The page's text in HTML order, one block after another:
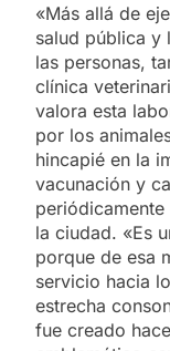
«Más allá de
salud pública y
las personas,
clínica
valora esta
por los
hincapié en la
vacunación y
la ciudad. «Es
porque de esa
servicio hacia
estrecha
fue creado